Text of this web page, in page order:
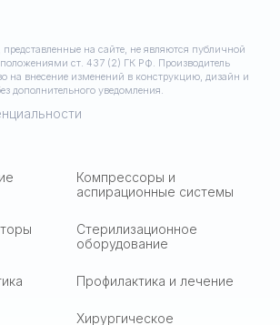
на сайте, не являются публичной
ст. 437 (2) ГК РФ. Производитель
на внесение изменений в конструкцию, дизайн и
дополнительного уведомления.
Компрессоры и
аспирационные системы
Стерилизационное
оборудование
Профилактика и лечение
Хирургическое